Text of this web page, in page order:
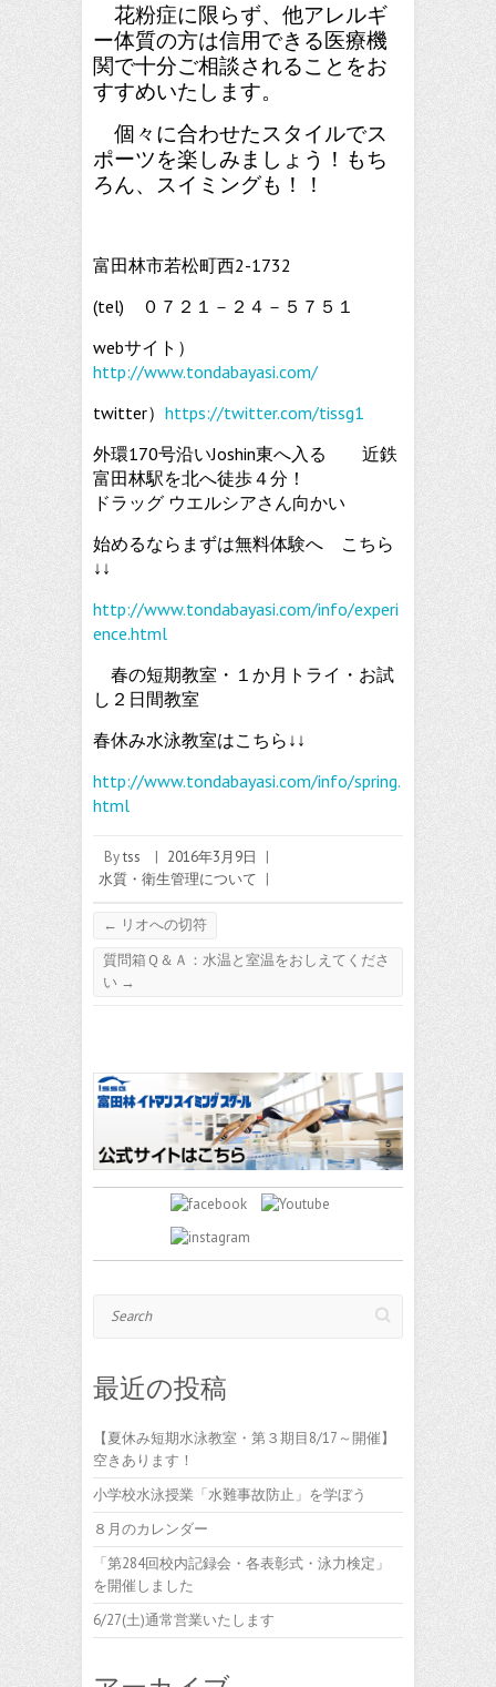
花粉症に限らず、他アレルギ
ー体質の方は信用できる医療機
関で十分ご相談されることをお
すすめいたします。
個々に合わせたスタイルでス
ポーツを楽しみましょう！もち
ろん、スイミングも！！
富田林市若松町西2-1732
(tel) ０７２１－２４－５７５１
webサイト）
http://www.tondabayasi.com/
twitter） https://twitter.com/tissg1
外環170号沿いJoshin東へ入る 近鉄
富田林駅を北へ徒歩４分！
ドラッグ ウエルシアさん向かい
始めるならまずは無料体験へ こちら
↓↓
http://www.tondabayasi.com/info/experi
ence.html
春の短期教室・１か月トライ・お試
し２日間教室
春休み水泳教室はこちら↓↓
http://www.tondabayasi.com/info/spring.
html
Bytss | 2016年3月9日
|
水質・衛生管理について |
← リオへの切符
質問箱Ｑ＆Ａ：水温と室温をおしえてくださ
い →
最近の投稿
【夏休み短期水泳教室・第３期目8/17～開催】
空きあります！
小学校水泳授業「水難事故防止」を学ぼう
８月のカレンダー
「第284回校内記録会・各表彰式・泳力検定」
を開催しました
6/27(土)通常営業いたします